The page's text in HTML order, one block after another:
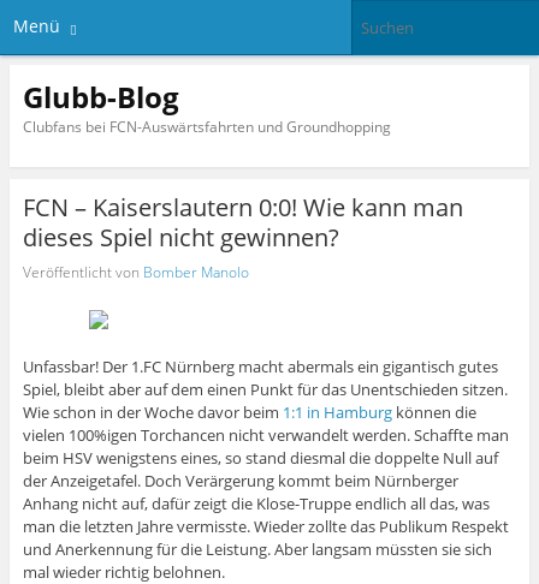
Menü
Glubb-Blog
Clubfans bei FCN-Auswärtsfahrten und Groundhopping
FCN – Kaiserslautern 0:0! Wie kann man
dieses Spiel nicht gewinnen?
Veröffentlicht von Bomber Manolo
Unfassbar! Der 1.FC Nürnberg macht abermals ein gigantisch gutes
Spiel, bleibt aber auf dem einen Punkt für das Unentschieden sitzen.
Wie schon in der Woche davor beim 1:1 in Hamburgkönnen die
vielen 100%igen Torchancen nicht verwandelt werden. Schaffte man
beim HSV wenigstens eines, so stand diesmal die doppelte Null auf
der Anzeigetafel. Doch Verärgerung kommt beim Nürnberger
Anhang nicht auf, dafür zeigt die Klose-Truppe endlich all das, was
man die letzten Jahre vermisste. Wieder zollte das Publikum Respekt
und Anerkennung für die Leistung. Aber langsam müssten sie sich
mal wieder richtig belohnen.